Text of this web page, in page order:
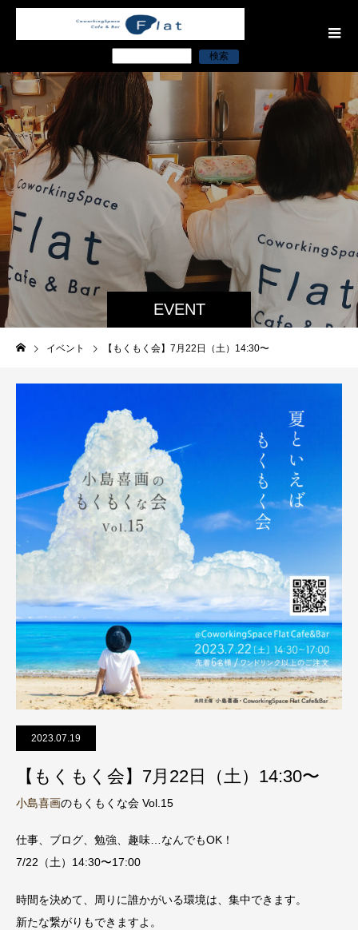
検索
EVENT
イベント 【もくもく会】7月22日（土）14:30〜
2023.07.19
【もくもく会】7月22日（土）14:30〜
小島喜画のもくもくな会 Vol.15
仕事、ブログ、勉強、趣味…なんでもOK！
7/22（土）14:30〜17:00
時間を決めて、周りに誰かがいる環境は、集中できます。
新たな繋がりもできますよ。